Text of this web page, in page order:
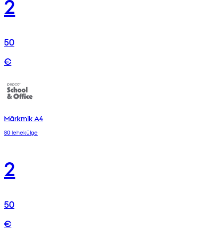
50
€
Märkmik A4
80 lehekülge
2
50
€